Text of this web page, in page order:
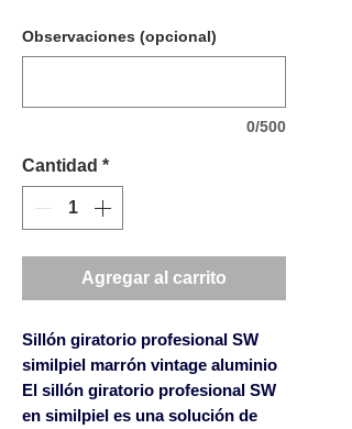
Observaciones (opcional)
0/500
Cantidad *
Agregar al carrito
Sillón giratorio profesional SW
similpiel marrón vintage aluminio
El sillón giratorio profesional SW
en similpiel es una solución de